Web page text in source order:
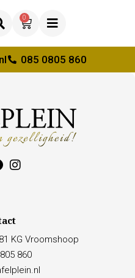
0
085 0805 860
KG Vroomshoop
860